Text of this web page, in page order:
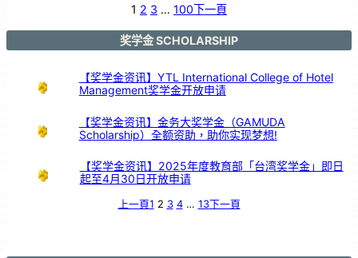
1
1
年
1 2 3 … 100下一頁
奖学金 SCHOLARSHIP
【奖学金资讯】YTL International College of Hotel
Management奖学金开放申请
【奖学金资讯】金务大奖学金（GAMUDA
Scholarship）全额资助，助你实现梦想!
【奖学金资讯】2025年度教育部「台湾奖学金」即日
起至4月30日开放申请
上一頁1 2 3 4 … 13下一頁